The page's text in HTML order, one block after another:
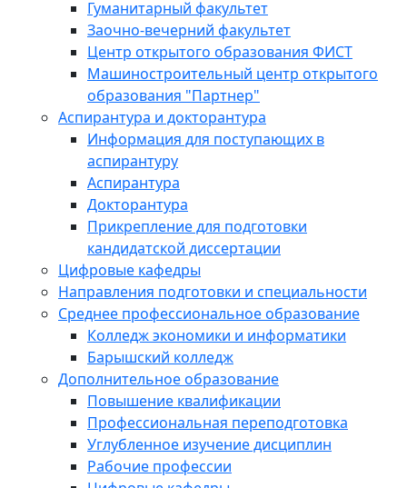
Гуманитарный факультет
Заочно-вечерний факультет
Центр открытого образования ФИСТ
Машиностроительный центр открытого
образования "Партнер"
Аспирантура и докторантура
Информация для поступающих в
аспирантуру
Аспирантура
Докторантура
Прикрепление для подготовки
кандидатской диссертации
Цифровые кафедры
Направления подготовки и специальности
Среднее профессиональное образование
Колледж экономики и информатики
Барышский колледж
Дополнительное образование
Повышение квалификации
Профессиональная переподготовка
Углубленное изучение дисциплин
Рабочие профессии